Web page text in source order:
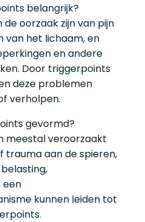
belangrijk?
oorzaak zijn van pijn
van het lichaam, en
en andere
Door triggerpoints
deze problemen
verholpen.
gevormd?
meestal veroorzaakt
trauma aan de spieren,
een
kunnen leiden tot